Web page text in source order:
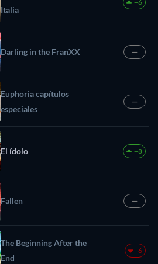
Italia
+6
Darling in the FranXX —
Euphoria capítulos
especiales
—
El ídolo +8
Fallen —
The Beginning After the
End
-6